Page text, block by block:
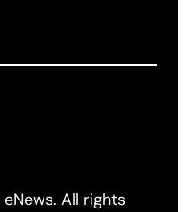
All rights